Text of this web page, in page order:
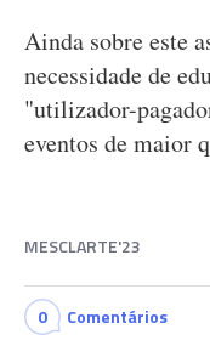
Ainda sobre este
necessidade de
"utilizador-
eventos de maior
MESCLARTE'23
0 Comentários